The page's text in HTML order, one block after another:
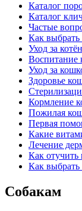
Каталог
Каталог
Частые
Как выбрать
Уход за
Воспитание
Уход за
Здоровье
Кормление
Пожилая
Первая
Какие
Лечение
Как отучить
Как выбрать
Собакам